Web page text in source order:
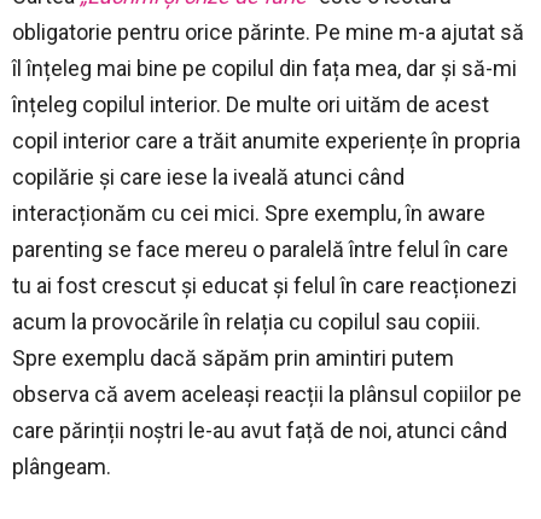
obligatorie pentru orice părinte. Pe mine m-a ajutat să
îl înțeleg mai bine pe copilul din fața mea, dar și să-mi
înțeleg copilul interior. De multe ori uităm de acest
copil interior care a trăit anumite experiențe în propria
copilărie și care iese la iveală atunci când
interacționăm cu cei mici. Spre exemplu, în aware
parenting se face mereu o paralelă între felul în care
tu ai fost crescut și educat și felul în care reacționezi
acum la provocările în relația cu copilul sau copiii.
Spre exemplu dacă săpăm prin amintiri putem
observa că avem aceleași reacții la plânsul copiilor pe
care părinții noștri le-au avut față de noi, atunci când
plângeam.